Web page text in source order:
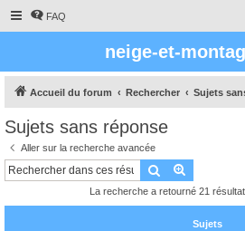
FAQ
neige-et-
Accueil du forum Rechercher Sujets
Sujets sans réponse
Aller sur la recherche avancée
Rechercher
La recherche a retourné 21
Sujets